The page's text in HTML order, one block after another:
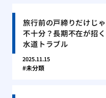
旅行前の戸締りだけじゃ
不十分？長期不在が招く
水道トラブル
2025.11.15
未分類